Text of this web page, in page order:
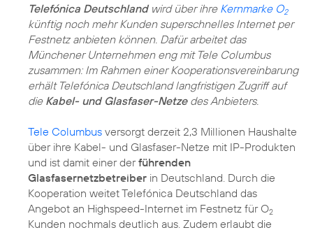
Telefónica Deutschlandwird über ihre Kernmarke O2
künftig noch mehr Kunden superschnelles Internet per
Festnetz anbieten können. Dafür arbeitet das
Münchener Unternehmen eng mit Tele Columbus
zusammen: Im Rahmen einer Kooperations­vereinbarung
erhält Telefónica Deutschland langfristigen Zugriff auf
die Kabel- und Glasfaser-Netzedes Anbieters.
Tele Columbus versorgt derzeit 2,3 Millionen Haushalte
über ihre Kabel- und Glasfaser-Netze mit IP-Produkten
und ist damit einer derführenden
Glasfasernetzbetreiber in Deutschland. Durch die
Kooperation weitet Telefónica Deutschland das
Angebot an Highspeed-Internet im Festnetz für O2
Kunden nochmals deutlich aus. Zudem erlaubt die